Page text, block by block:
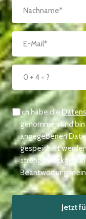
Ich habe die
genommen und
angegebenen
gespeichert
streng
Beantwortung
Jetzt